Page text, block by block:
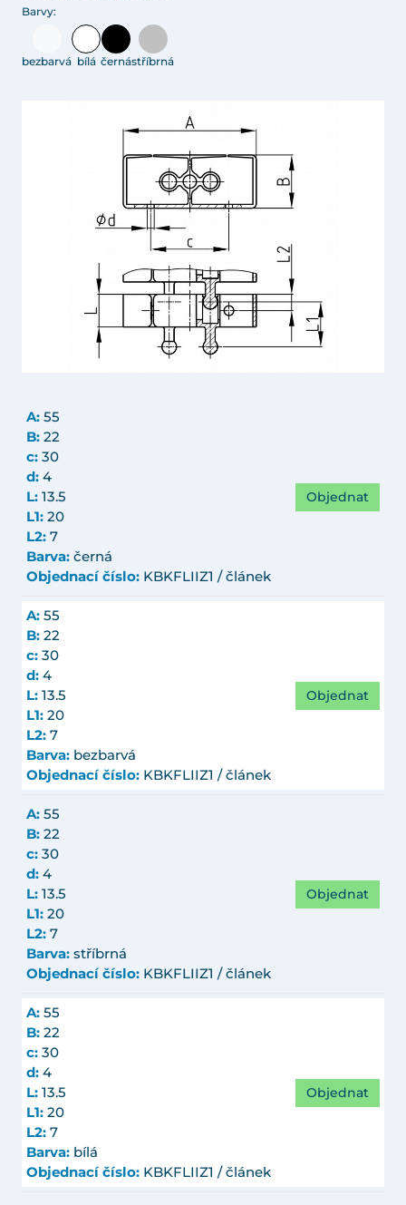
Barvy:
bezbarvá bílá černástříbrná
A: 55
B: 22
c: 30
d: 4
L: 13.5
L1: 20
L2: 7
Barva: černá
Objednací číslo: KBKFLIIZ1 / článek
Objednat
A: 55
B: 22
c: 30
d: 4
L: 13.5
L1: 20
L2: 7
Barva: bezbarvá
Objednací číslo: KBKFLIIZ1 / článek
Objednat
A: 55
B: 22
c: 30
d: 4
L: 13.5
L1: 20
L2: 7
Barva: stříbrná
Objednací číslo: KBKFLIIZ1 / článek
Objednat
A: 55
B: 22
c: 30
d: 4
L: 13.5
L1: 20
L2: 7
Barva: bílá
Objednací číslo: KBKFLIIZ1 / článek
Objednat